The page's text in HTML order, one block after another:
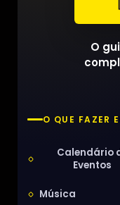
O
O QUE FAZER
Calendário
Eventos
Música